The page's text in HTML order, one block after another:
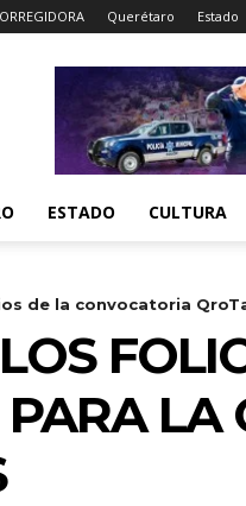
Querétaro Estado
ESTADO CULTURA
de la convocatoria
LA